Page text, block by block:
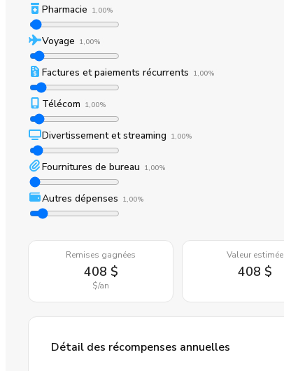
Pharmacie 1,00%
Voyage 1,00%
Factures et paiements récurrents 1,00%
Télécom 1,00%
Divertissement et streaming 1,00%
Fournitures de bureau 1,00%
Autres dépenses 1,00%
Remises gagnées
408 $
$/an
Valeur estimée
408 $
Détail des récompenses annuelles